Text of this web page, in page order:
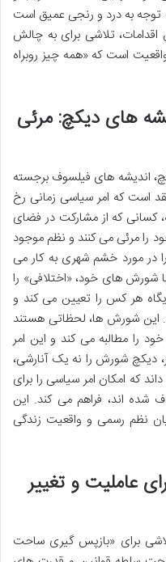
توجه به درد و رنجی عمیق است
تلاشی برای به چالش
است که «همه چیز روبراه
های دیکچ: مرئی
اندیشه های فیلسوف برجسته
است که امر سیاسی زمانی رخ
که از مشارکت در فضای
را مرئی می کنند و نظم موجود
در مورد خشم شهری به کار می
شورش های خود، «اختلافی» را
هر کس را تعیین می کند و
این شورش ها، لحظاتی هستند
را مطالبه می کند و این امر
دیکچ شورش را نه یک آنارشی،
که امکان امر سیاسی را برای
اند، فراهم می کند. این
نظم رسمی و واقعیت زندگی
عاملیت و تغییر
برای «بازپس گیری ساحت